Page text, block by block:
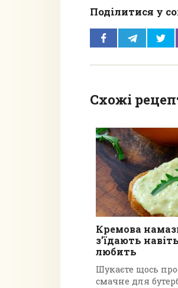
Поділитися у
Схожі
Кремова
з’їдають
любить
Шукаєте щось
смачне для